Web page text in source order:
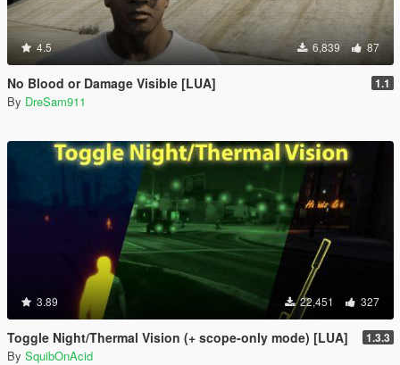
4.5 6,839 87
No Blood or Damage Visible [LUA] 1.1
By DreSam911
3.89 22,451 327
Toggle Night/Thermal Vision (+ scope-only mode) [LUA] 1.3.3
By SquibOnAcid